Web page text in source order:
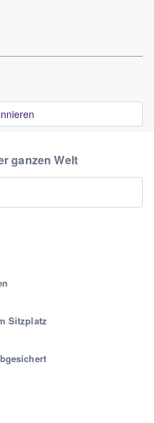
Sitzplatz
ganzen Welt